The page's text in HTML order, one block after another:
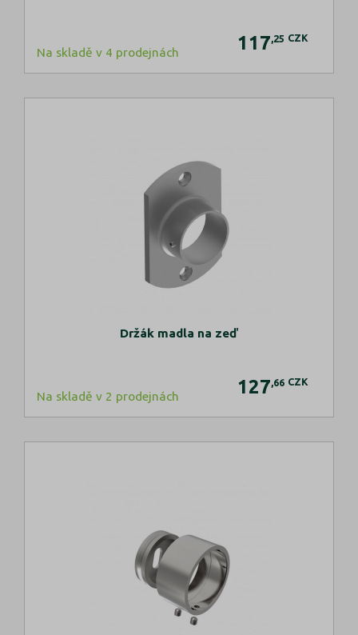
Na skladě v 4 prodejnách 117 ,25 CZK
Držák madla na zeď
Na skladě v 2 prodejnách 127 ,66 CZK